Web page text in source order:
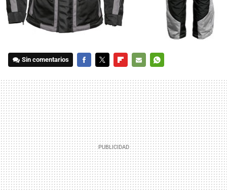
Sin comentarios
MAIL